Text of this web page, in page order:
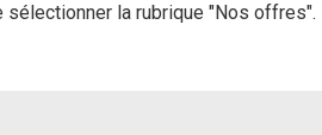
sélectionner la rubrique "Nos offres".